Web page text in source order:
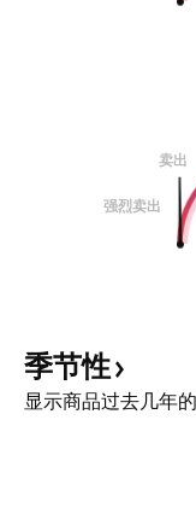
卖出
强烈卖出
季节性
显示商品过去几年